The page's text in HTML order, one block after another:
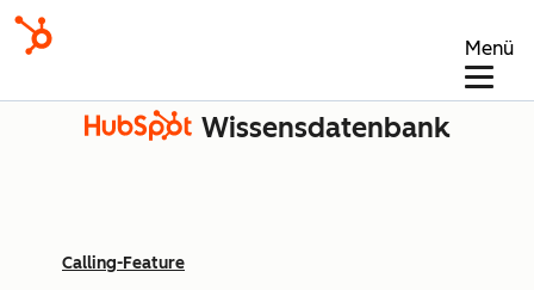
Menü
Wissensdatenbank
Calling-Feature